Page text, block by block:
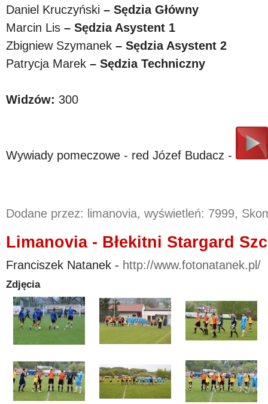
Daniel Kruczyński – Sędzia Główny
Marcin Lis – Sędzia Asystent 1
Zbigniew Szymanek – Sędzia Asystent 2
Patrycja Marek – Sędzia Techniczny
Widzów: 300
Wywiady pomeczowe - red Józef Budacz -
Dodane przez: limanovia, wyświetleń: 7999,
Limanovia - Błekitni Stargard
Franciszek Natanek - http://www.fotonatanek.pl/
Zdjęcia